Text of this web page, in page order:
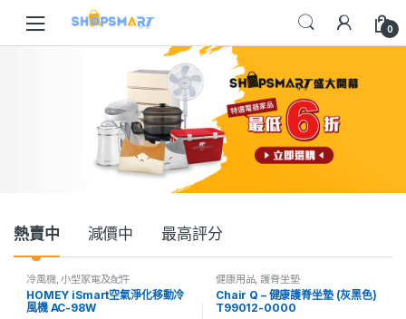
navigation
content
0
熱賣中 減價中 最高評分
冷風機,小型家電及配件
HOMEY iSmart空氣淨化移動冷
風機 AC-98W
健康用品,護脊坐墊
Chair Q – 健康護脊坐墊 (灰黑色)
T99012-0000